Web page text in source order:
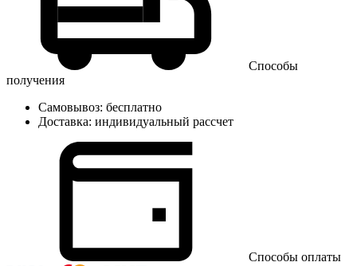
Способы
получения
Самовывоз: бесплатно
Доставка: индивидуальный рассчет
Способы оплаты